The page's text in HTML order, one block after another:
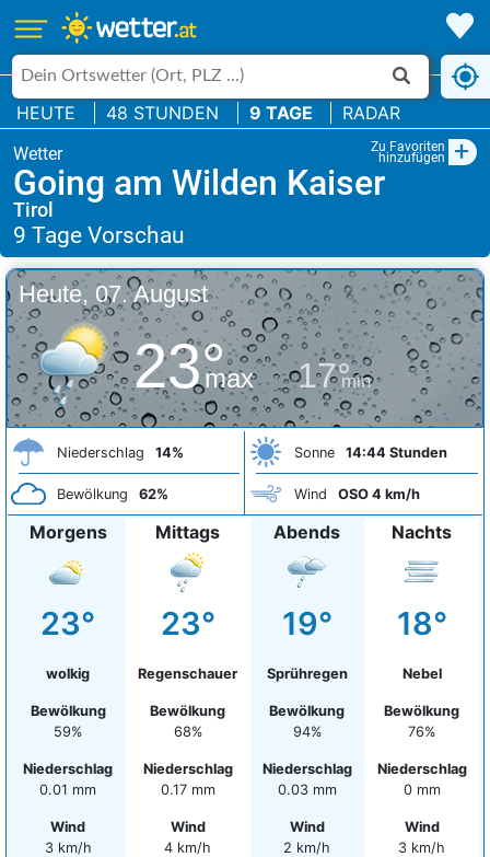
HEUTE 48 STUNDEN 9 TAGE RADAR
Zu Favoriten
hinzufügen +
Going am Wilden Kaiser
Tirol
Heute, 07. August
23°
max 17°
min
Niederschlag 14%
Bewölkung 62%
Sonne 14:44 Stunden
Wind OSO 4 km/h
Morgens
23°
wolkig
Bewölkung
59%
Niederschlag
0.01 mm
Wind
3 km/h
Mittags
23°
Regenschauer
Bewölkung
68%
Niederschlag
0.17 mm
Wind
4 km/h
Abends
19°
Sprühregen
Bewölkung
94%
Niederschlag
0.03 mm
Wind
2 km/h
Nachts
18°
Nebel
Bewölkung
76%
Niederschlag
0 mm
Wind
3 km/h